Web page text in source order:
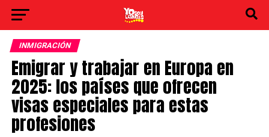
INMIGRACIÓN
Emigrar y trabajar en Europa en
2025: los países que ofrecen
visas especiales ​para estas
profesiones